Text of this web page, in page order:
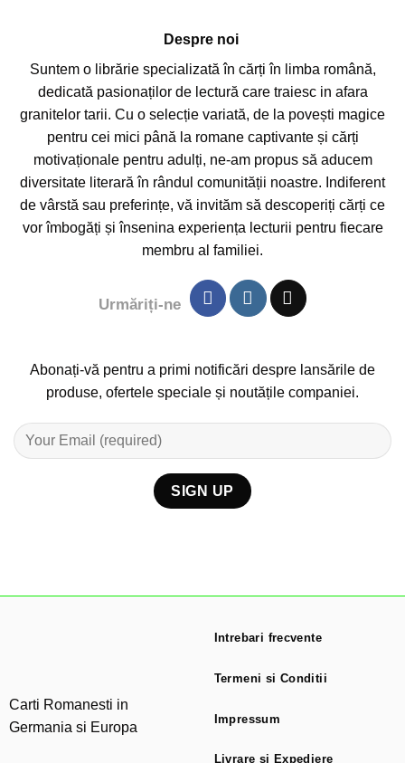
Despre noi
Suntem o librărie specializată în cărți în limba română,
dedicată pasionaților de lectură care traiesc in afara
granitelor tarii. Cu o selecție variată, de la povești magice
pentru cei mici până la romane captivante și cărți
motivaționale pentru adulți, ne-am propus să aducem
diversitate literară în rândul comunității noastre. Indiferent
de vârstă sau preferințe, vă invităm să descoperiți cărți ce
vor îmbogăți și însenina experiența lecturii pentru fiecare
membru al familiei.
Urmăriți-ne
Abonați-vă pentru a primi notificări despre lansările de
produse, ofertele speciale și noutățile companiei.
Carti Romanesti in
Germania si Europa
Intrebari frecvente
Termeni si Conditii
Impressum
Livrare si Expediere